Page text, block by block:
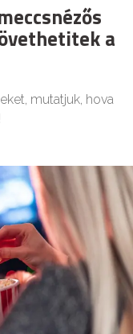
a
mutatjuk, hova